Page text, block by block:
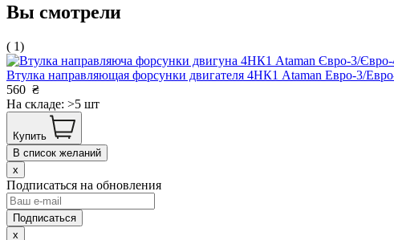
Вы смотрели
( 1)
Втулка направляющая форсунки двигателя 4НК1 Ataman Евро-3/
560 ₴
На складе: >5 шт
Купить
В список желаний
x
Подписаться на обновления
x